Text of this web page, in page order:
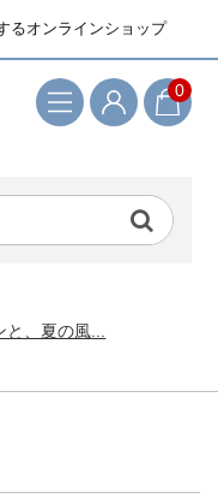
るオンラインショップ
0
、夏の風...